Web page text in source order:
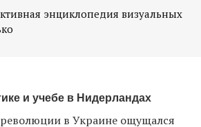
энциклопедия визуальных
и учебе в Нидерландах
в Украине ощущался